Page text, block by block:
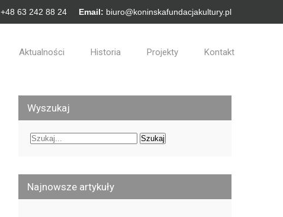
+48 63 242 88 24 Email: biuro@koninskafundacjakultury.pl
Aktualności Historia Projekty Kontakt
Wyszukaj
Najnowsze artykuły